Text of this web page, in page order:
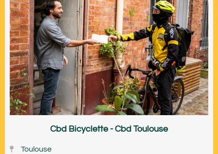
Cbd Bicyclette - Cbd Toulouse
Toulouse